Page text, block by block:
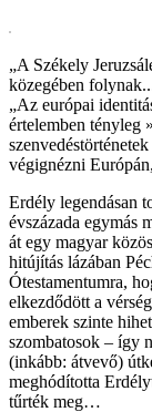
„A Székely
közegében
„Az európai
értelemben tényleg
végignézni
Erdély legendásan
évszázada egymás
át egy magyar
hitújítás lázában
Ótestamentumra,
elkezdődött a
emberek szinte
szombatosok – így
(inkább: átvevő)
meghódította
tűrték meg…